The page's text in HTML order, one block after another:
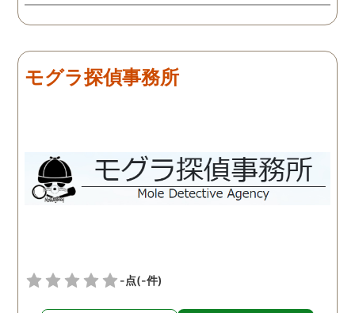
う冷めていることがわかっ
たので、離婚しようという
ことになりました。探偵は
きっちりと仕事をしてくれ
るので、浮気を疑って心配
モグラ探偵事務所
-点(-件)